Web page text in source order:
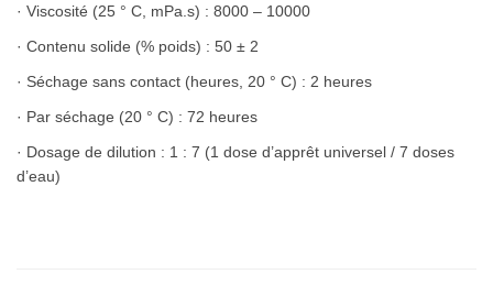
· Viscosité (25 ° C, mPa.s) : 8000 – 10000
· Contenu solide (% poids) : 50 ± 2
· Séchage sans contact (heures, 20 ° C) : 2 heures
· Par séchage (20 ° C) : 72 heures
· Dosage de dilution : 1 : 7 (1 dose d’apprêt universel / 7 doses
d’eau)